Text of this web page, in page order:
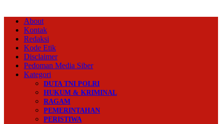
About
Kontak
Redaksi
Kode Etik
Disclaimer
Pedoman Media Siber
Kategori
DUTA TNI POLRI
HUKUM & KRIMINAL
RAGAM
PEMERINTAHAN
PERISTIWA